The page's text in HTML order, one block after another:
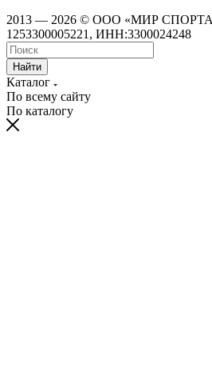
2013 — 2026 © ООО «МИР
1253300005221, ИНН:3300024248
Найти
Каталог
По всему сайту
По каталогу